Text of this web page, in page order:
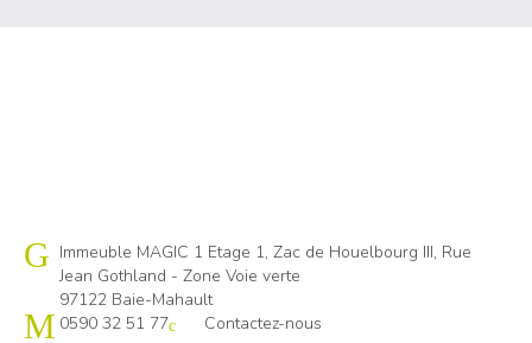
Cap emploi 971
Immeuble MAGIC 1 Etage 1, Zac de Houelbourg III, Rue
Jean Gothland - Zone Voie verte
97122 Baie-Mahault
0590 32 51 77
Contactez-nous